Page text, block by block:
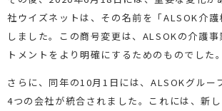
社ウイズネットは、その名前を「ALSOK介護
しました。この商号変更は、ALSOKの介護事
トメントをより明確にするためのものでした。
さらに、同年の10月1日には、ALSOKグルー
4つの会社が統合されました。これには、新